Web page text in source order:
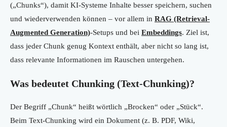
(„Chunks“), damit KI-Systeme Inhalte besser speichern, suchen
und wiederverwenden können – vor allem in RAG (Retrieval-
Augmented Generation)-Setups und bei Embeddings. Ziel ist,
dass jeder Chunk genug Kontext enthält, aber nicht so lang ist,
dass relevante Informationen im Rauschen untergehen.
Was bedeutet Chunking (Text-Chunking)?
Der Begriff „Chunk“ heißt wörtlich „Brocken“ oder „Stück“.
Beim Text-Chunking wird ein Dokument (z. B. PDF, Wiki,